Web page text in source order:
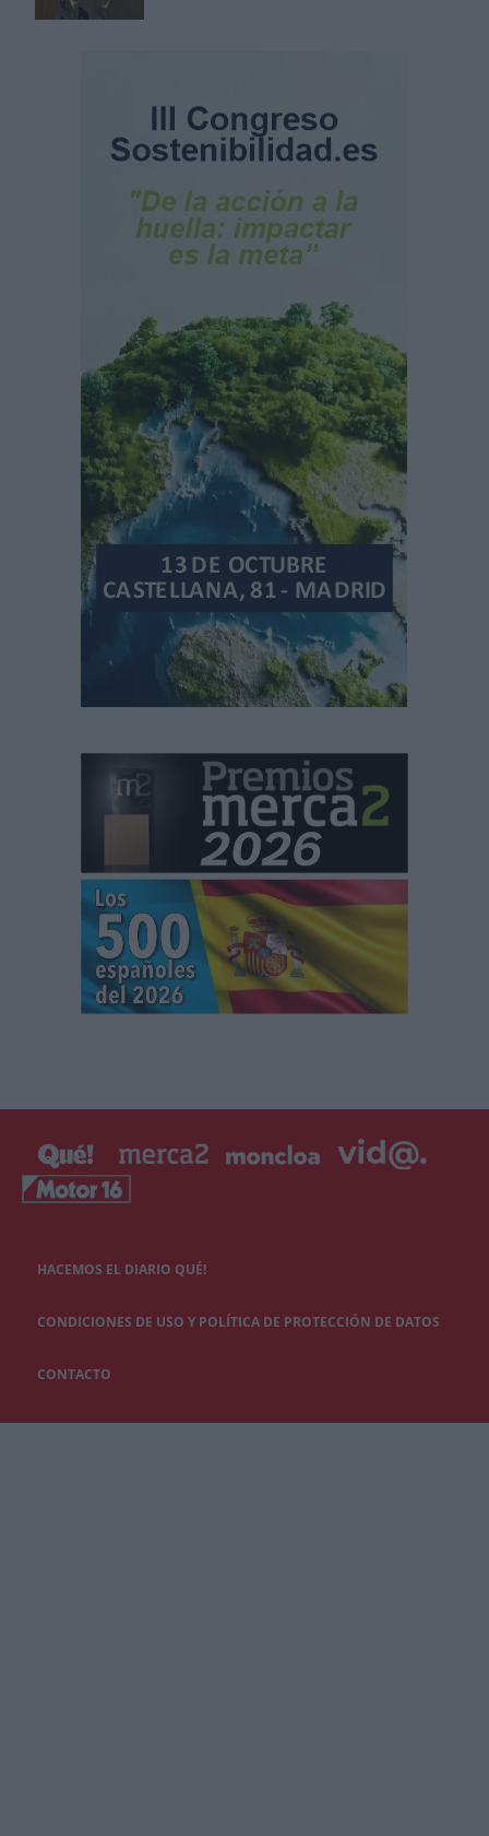
HACEMOS EL DIARIO QUÉ!
CONDICIONES DE USO Y POLÍTICA DE PROTECCIÓN DE DATOS
CONTACTO